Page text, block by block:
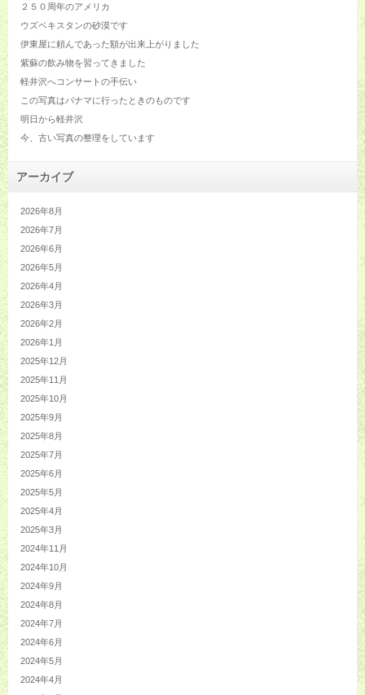
２５０周年のアメリカ
ウズベキスタンの砂漠です
伊東屋に頼んであった額が出来上がりました
紫蘇の飲み物を習ってきました
軽井沢へコンサートの手伝い
この写真はパナマに行ったときのものです
明日から軽井沢
今、古い写真の整理をしています
アーカイブ
2026年8月
2026年7月
2026年6月
2026年5月
2026年4月
2026年3月
2026年2月
2026年1月
2025年12月
2025年11月
2025年10月
2025年9月
2025年8月
2025年7月
2025年6月
2025年5月
2025年4月
2025年3月
2024年11月
2024年10月
2024年9月
2024年8月
2024年7月
2024年6月
2024年5月
2024年4月